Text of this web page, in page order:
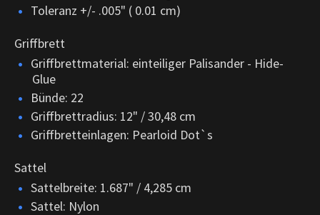
Toleranz +/- .005" ( 0.01 cm)
Griffbrett
Griffbrettmaterial: einteiliger Palisander - Hide-
Glue
Bünde: 22
Griffbrettradius: 12" / 30,48 cm
Griffbretteinlagen: Pearloid Dot`s
Sattel
Sattelbreite: 1.687" / 4,285 cm
Sattel: Nylon